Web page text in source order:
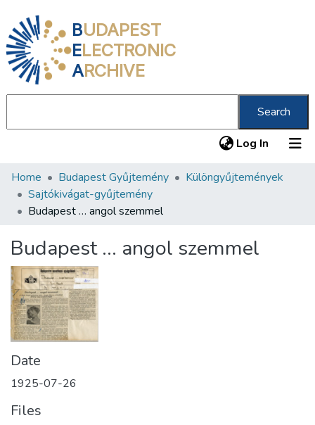
BUDAPEST
ELECTRONIC
ARCHIVE
Search
Log In (current)
Communities & Collections
All of DSpace
About us
Home Budapest Gyűjtemény
Különgyűjtemények
Sajtókivágat-gyűjtemény
Budapest … angol szemmel
Budapest … angol szemmel
Date
1925-07-26
Files